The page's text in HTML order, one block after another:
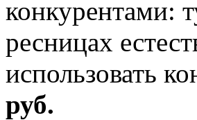
конкурентами:
ресницах
использовать
руб.